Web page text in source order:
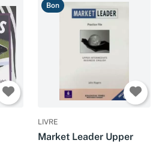
Bon
LIVRE
Market Leader Upper